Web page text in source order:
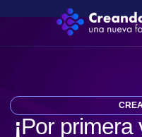
¡Por primera